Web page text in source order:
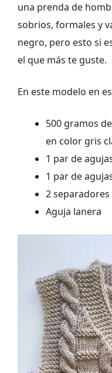
una prenda de
sobrios, formales y
negro, pero esto si
el que más te guste.
En este modelo en
500 gramos
en color gris
1 par de
1 par de
2
Aguja lanera